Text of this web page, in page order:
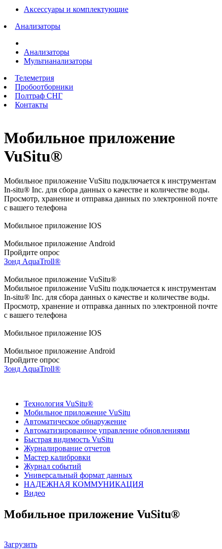
Аксессуары и комплектующие
Анализаторы
Анализаторы
Мультианализаторы
Телеметрия
Пробоотборники
Полтраф СНГ
Контакты
Мобильное приложение
VuSitu®
Мобильное приложение VuSitu подключается к инструментам
In-situ® Inc. для сбора данных о качестве и количестве воды.
Просмотр, хранение и отправка данных по электронной почте
с вашего телефона
Мобильное приложение IOS
Мобильное приложение Android
Пройдите опрос
Зонд AquaTroll®
Мобильное приложение VuSitu®
Мобильное приложение VuSitu подключается к инструментам
In-situ® Inc. для сбора данных о качестве и количестве воды.
Просмотр, хранение и отправка данных по электронной почте
с вашего телефона
Мобильное приложение IOS
Мобильное приложение Android
Пройдите опрос
Зонд AquaTroll®
Технология VuSitu®
Мобильное приложение VuSitu
Автоматическое обнаружение
Автоматизированное управление обновлениями
Быстрая видимость VuSitu
Журналирование отчетов
Мастер калибровки
Журнал событий
Универсальный формат данных
НАДЕЖНАЯ КОММУНИКАЦИЯ
Видео
Мобильное приложение VuSitu®
Загрузить